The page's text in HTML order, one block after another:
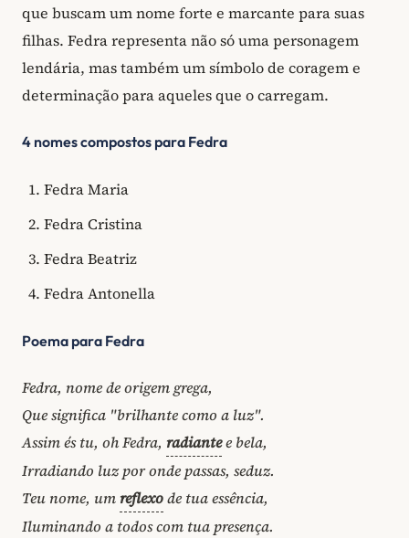
que buscam um nome forte e marcante para suas
filhas. Fedra representa não só uma personagem
lendária, mas também um símbolo de coragem e
determinação para aqueles que o carregam.
4 nomes compostos para Fedra
Fedra Maria
Fedra Cristina
Fedra Beatriz
Fedra Antonella
Poema para Fedra
Fedra, nome de origem grega,
Que significa "brilhante como a luz".
Assim és tu, oh Fedra, radiantee bela,
Irradiando luz por onde passas, seduz.
Teu nome, um reflexode tua essência,
Iluminando a todos com tua presença.